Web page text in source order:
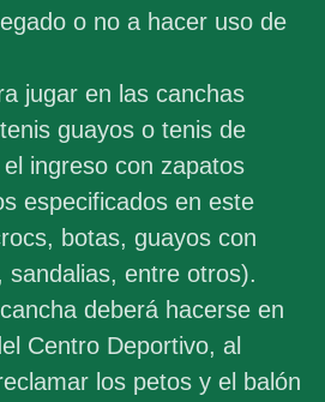
o no a hacer uso de
jugar en las canchas
guayos o tenis de
ingreso con zapatos
especificados en este
botas, guayos con
sandalias, entre otros).
deberá hacerse en
Centro Deportivo, al
los petos y el balón